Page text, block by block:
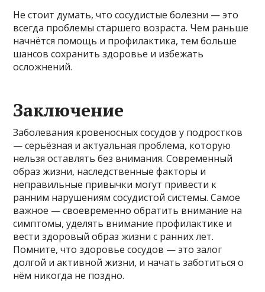
Не стоит думать, что сосудистые болезни — это
всегда проблемы старшего возраста. Чем раньше
начнётся помощь и профилактика, тем больше
шансов сохранить здоровье и избежать
осложнений.
Заключение
Заболевания кровеносных сосудов у подростков
— серьёзная и актуальная проблема, которую
нельзя оставлять без внимания. Современный
образ жизни, наследственные факторы и
неправильные привычки могут привести к
ранним нарушениям сосудистой системы. Самое
важное — своевременно обратить внимание на
симптомы, уделять внимание профилактике и
вести здоровый образ жизни с ранних лет.
Помните, что здоровье сосудов — это залог
долгой и активной жизни, и начать заботиться о
нём никогда не поздно.